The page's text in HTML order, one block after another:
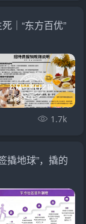
｜“东方百优”
1.7k
撬地球”，撬的